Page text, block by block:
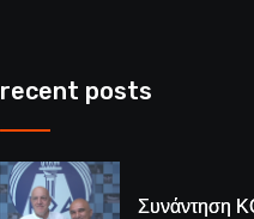
recent posts
Συνάντηση